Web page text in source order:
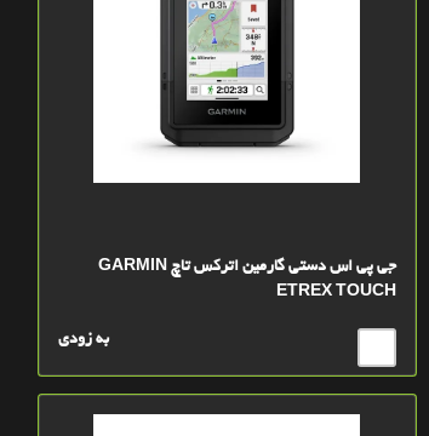
جی پی اس دستی گارمین اترکس تاچ GARMIN
ETREX TOUCH
به زودی